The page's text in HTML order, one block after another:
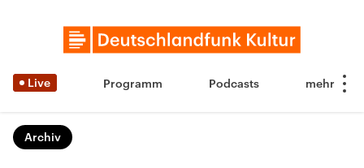
Live Programm Podcasts
Archiv